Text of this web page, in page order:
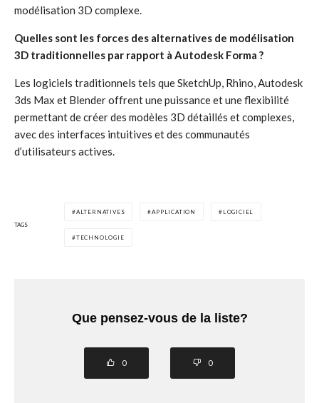
modélisation 3D complexe.
Quelles sont les forces des alternatives de modélisation
3D traditionnelles par rapport à Autodesk Forma ?
Les logiciels traditionnels tels que SketchUp, Rhino, Autodesk
3ds Max et Blender offrent une puissance et une flexibilité
permettant de créer des modèles 3D détaillés et complexes,
avec des interfaces intuitives et des communautés
d’utilisateurs actives.
TAGS
ALTERNATIVES APPLICATION LOGICIEL
TECHNOLOGIE
Que pensez-vous de la liste?
0 0